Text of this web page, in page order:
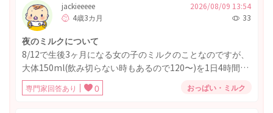
jackieeeee
4歳3カ月
2026/08/09 13:54
33
夜のミルクについて
8/12で生後3ヶ月になる女の子のミルクのことなのですが、
大体150ml(飲み切らない時もあるので120〜)を1日4時間起
きで6回あげています。 18時頃に飲み20時頃就寝、22時に
ミルクをあげようとするのですがここ最近どんなに刺激し
専門家回答あり 0 おっぱい・ミルク